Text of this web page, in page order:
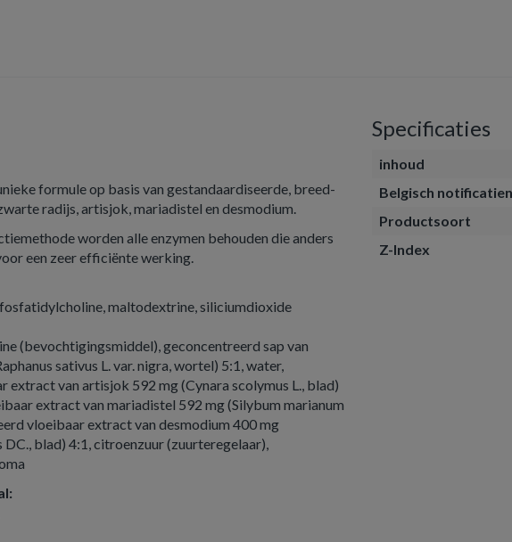
formule op basis van gestandaardiseerde, breed-
radijs, artisjok, mariadistel en desmodium.
worden alle enzymen behouden die anders
een zeer efficiënte werking.
maltodextrine, siliciumdioxide
(bevochtigingsmiddel), geconcentreerd sap van
sativus L. var. nigra, wortel) 5:1, water,
extract van artisjok 592 mg (Cynara scolymus L., blad)
extract van mariadistel 592 mg (Silybum marianum
vloeibaar extract van desmodium 400 mg
DC., blad) 4:1, citroenzuur (zuurteregelaar),
Specificaties
inhoud
Belgisch
Productsoort
Z-Index